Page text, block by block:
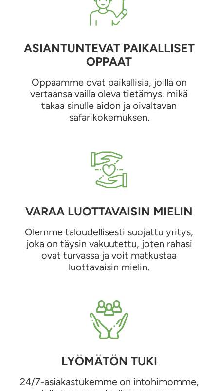
ASIANTUNTEVAT PAIKALLISET
OPPAAT
Oppaamme ovat paikallisia, joilla on
vertaansa vailla oleva tietämys, mikä
takaa sinulle aidon ja oivaltavan
safarikokemuksen.
VARAA LUOTTAVAISIN MIELIN
Olemme taloudellisesti suojattu yritys,
joka on täysin vakuutettu, joten rahasi
ovat turvassa ja voit matkustaa
luottavaisin mielin.
LYÖMÄTÖN TUKI
24/7-asiakastukemme on intohimomme,